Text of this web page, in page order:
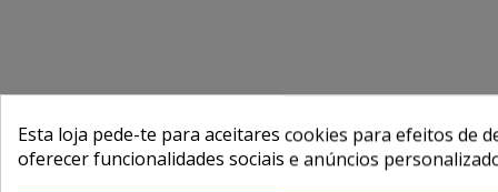
Esta loja pede-te para aceitares cookies para efeitos de
oferecer funcionalidades sociais e anúncios